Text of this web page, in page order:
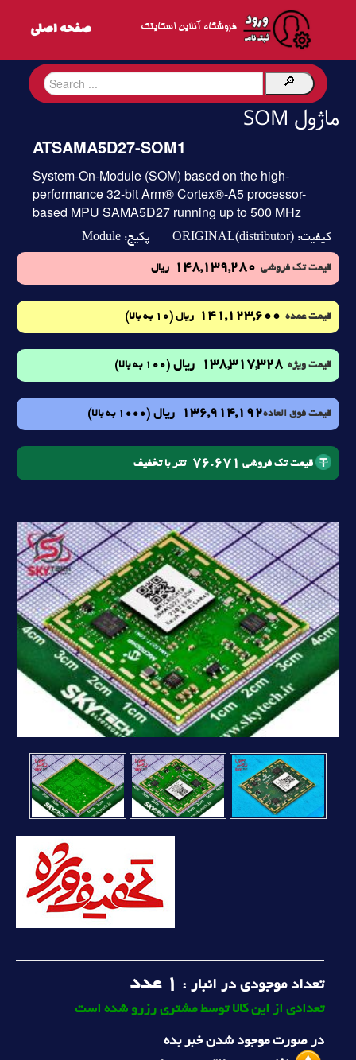
فروشگاه آنلاین اسکایتک
ماژول SOM
ATSAMA5D27-SOM1
System-On-Module (SOM) based on the high-
performance 32-bit Arm® Cortex®-A5 processor-
based MPU SAMA5D27 running up to 500 MHz
کیفیت: ORIGINAL(distributor) پکیج: Module
قیمت تک فروشی 148,139,280 ریال
قیمت عمده 141,123,600 ریال (10 به بالا)
قیمت ویژه 138,317,328 ریال (100 به بالا)
قیمت فوق العاده136,914,192 ریال (1000 به بالا)
قیمت تک فروشی 76.671 تتر با تخفیف
تعداد موجودی در انبار : 1 عدد
تعدادی از این کالا توسط مشتری رزرو شده است
در صورت موجود شدن خبر بده